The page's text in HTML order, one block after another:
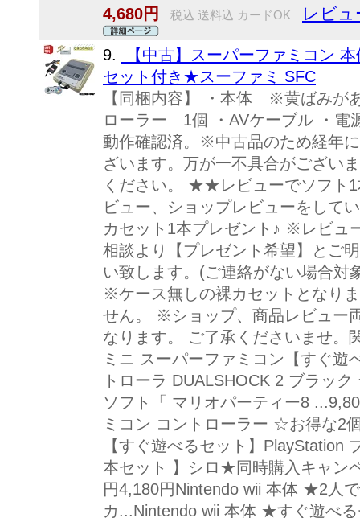
4,680円
税込 送料込 カードOK レビュ
9.
【中古】スーパーファミコン
セット付き★スーファミ SFC
【同梱内容】 ・本体 ※黄ばみが
ローラー 1個 ・AVケーブル ・
動作確認済。※中古品のため経年
ざいます。万が一不具合がござい
ください。 ★★レビューでソフト
ビュー、ショップレビューをして
カセット1本プレゼント♪ ※レビュ
相談より【プレゼント希望】とご
い致します。(ご連絡がない場合対
※ケース無しの裸カセットとなり
せん。 ※ショップ、商品レビュー
なります。 ご了承くださいませ。
ミニ スーパーファミコン【すぐ遊
トローラ DUALSHOCK 2 ブラッ
ソフト「 マリオパーティー8
ミコン コントローラー ☆お得な2
【すぐ遊べるセット】PlayStation
本セット 】シロ★同時購入キャン
円4,180円Nintendo wii 本体 ★2人
カ...Nintendo wii 本体 ★すぐ遊べ